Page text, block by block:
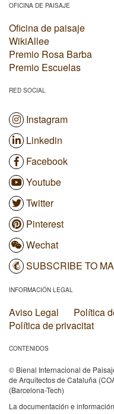
OFICINA DE PAISAJE
Oficina de paisaje
WikiAllee
Premio Rosa Barba
Premio Escuelas
RED SOCIAL
Instagram
Linkedin
Facebook
Youtube
Twitter
Pinterest
Wechat
SUBSCRIBE TO
INFORMACIÓN LEGAL
Aviso Legal
Política
Política de privacitat
CONTENIDOS
© Bienal Internacional de
de Arquitectos de Cataluña
(Barcelona-Tech)
La documentación e